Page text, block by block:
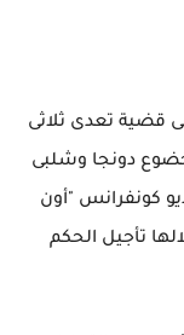
قضية تعدى ثلاثى
خضوع دونجا وشلبى
كونفرانس "أون
تأجيل الحكم